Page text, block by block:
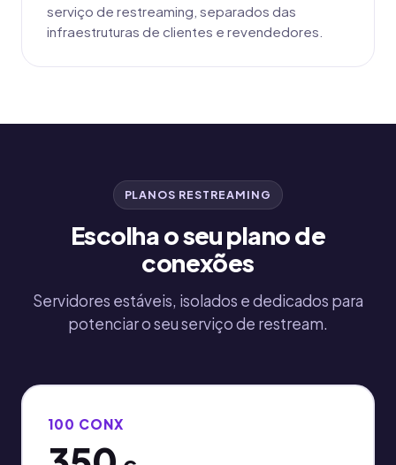
serviço de restreaming, separados das
infraestruturas de clientes e revendedores.
PLANOS RESTREAMING
Escolha o seu plano de
conexões
Servidores estáveis, isolados e dedicados para
potenciar o seu serviço de restream.
100 CONX